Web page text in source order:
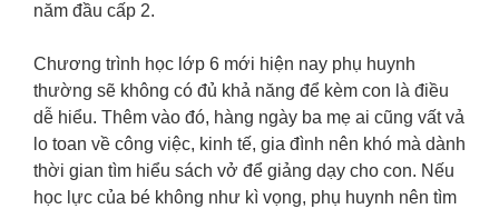
năm đầu cấp 2.
Chương trình học lớp 6 mới hiện nay phụ huynh
thường sẽ không có đủ khả năng để kèm con là điều
dễ hiểu. Thêm vào đó, hàng ngày ba mẹ ai cũng vất vả
lo toan về công việc, kinh tế, gia đình nên khó mà dành
thời gian tìm hiểu sách vở để giảng dạy cho con. Nếu
học lực của bé không như kì vọng, phụ huynh nên tìm